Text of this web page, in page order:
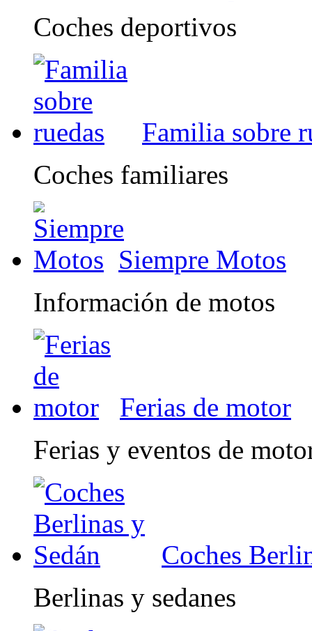
Coches deportivos
Familia sobre
Coches familiares
Siempre Motos
Información de motos
Ferias de motor
Ferias y eventos de
Coches
Berlinas y sedanes